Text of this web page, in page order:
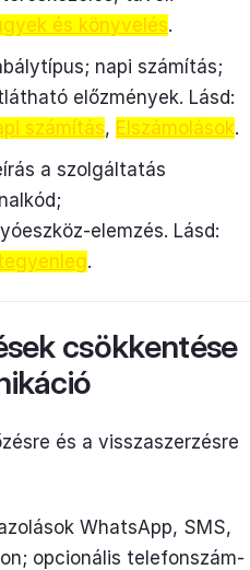
és könyvelés.
napi számítás;
előzmények. Lásd:
számítás, Elszámolások.
a szolgáltatás
elemzés. Lásd:
.
csökkentése
és a visszaszerzésre
WhatsApp, SMS,
opcionális telefonszám-